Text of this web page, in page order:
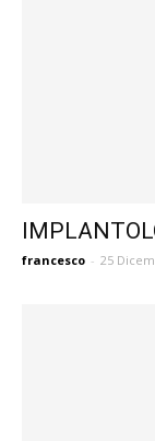
francesco - 25